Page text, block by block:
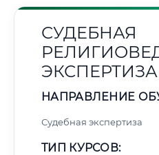
СУДЕБНАЯ
ЭКСПЕРТИЗА
НАПРАВЛЕНИЕ
Судебная экспертиза
ТИП КУРСОВ: